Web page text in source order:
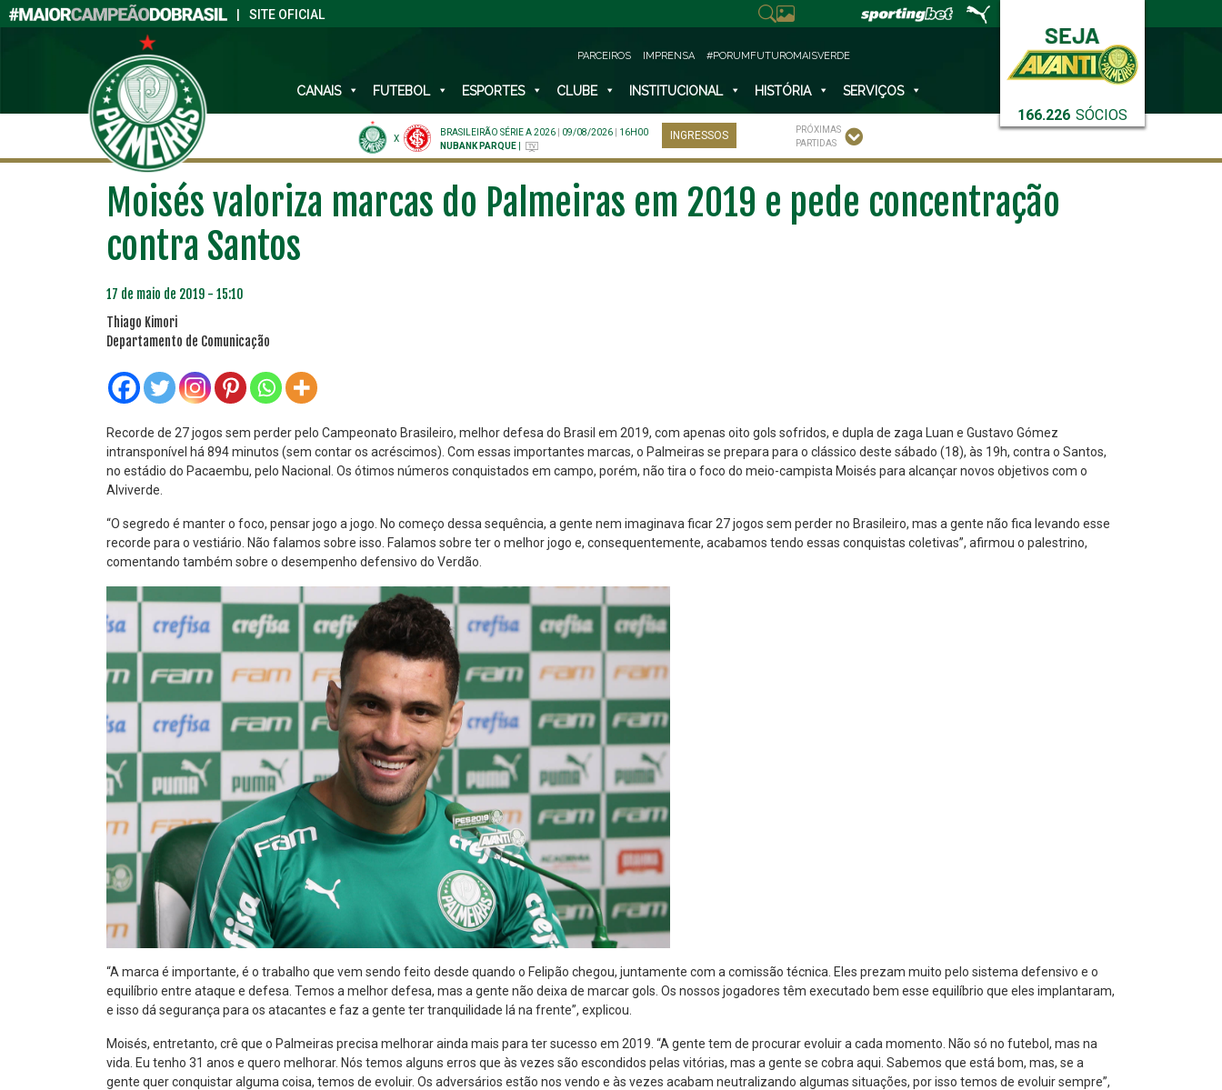
SITE OFICIAL
166.226 SÓCIOS
PARCEIROS IMPRENSA #PORUMFUTUROMAISVERDE
CANAIS FUTEBOL ESPORTES CLUBE INSTITUCIONAL HISTÓRIA SERVIÇOS
X
BRASILEIRÃO SÉRIE A 2026 09/08/2026
16H00
NUBANK PARQUE
INGRESSOS
PRÓXIMAS
PARTIDAS
Moisés valoriza marcas do Palmeiras em 2019 e pede concentração
contra Santos
17 de maio de 2019 - 15:10
Thiago Kimori
Departamento de Comunicação
Recorde de 27 jogos sem perder pelo Campeonato Brasileiro, melhor defesa do Brasil em 2019, com apenas oito gols sofridos, e dupla de zaga Luan e Gustavo Gómez
intransponível há 894 minutos (sem contar os acréscimos). Com essas importantes marcas, o Palmeiras se prepara para o clássico deste sábado (18), às 19h, contra o Santos,
no estádio do Pacaembu, pelo Nacional. Os ótimos números conquistados em campo, porém, não tira o foco do meio-campista Moisés para alcançar novos objetivos com o
Alviverde.
“O segredo é manter o foco, pensar jogo a jogo. No começo dessa sequência, a gente nem imaginava ficar 27 jogos sem perder no Brasileiro, mas a gente não fica levando esse
recorde para o vestiário. Não falamos sobre isso. Falamos sobre ter o melhor jogo e, consequentemente, acabamos tendo essas conquistas coletivas”, afirmou o palestrino,
comentando também sobre o desempenho defensivo do Verdão.
“A marca é importante, é o trabalho que vem sendo feito desde quando o Felipão chegou, juntamente com a comissão técnica. Eles prezam muito pelo sistema defensivo e o
equilíbrio entre ataque e defesa. Temos a melhor defesa, mas a gente não deixa de marcar gols. Os nossos jogadores têm executado bem esse equilíbrio que eles implantaram,
e isso dá segurança para os atacantes e faz a gente ter tranquilidade lá na frente”, explicou.
Moisés, entretanto, crê que o Palmeiras precisa melhorar ainda mais para ter sucesso em 2019. “A gente tem de procurar evoluir a cada momento. Não só no futebol, mas na
vida. Eu tenho 31 anos e quero melhorar. Nós temos alguns erros que às vezes são escondidos pelas vitórias, mas a gente se cobra aqui. Sabemos que está bom, mas, se a
gente quer conquistar alguma coisa, temos de evoluir. Os adversários estão nos vendo e às vezes acabam neutralizando algumas situações, por isso temos de evoluir sempre”,